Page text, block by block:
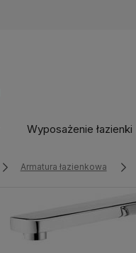
Wyposażenie łazienki
Armatura łazienkowa